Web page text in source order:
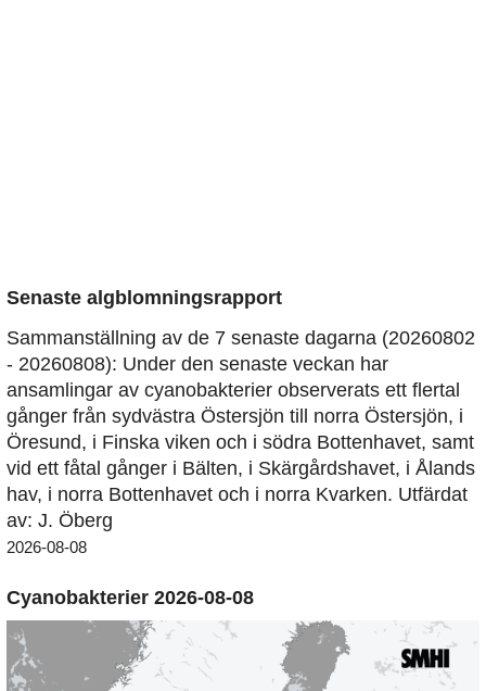
Senaste algblomningsrapport
Sammanställning av de 7 senaste dagarna (20260802
- 20260808): Under den senaste veckan har
ansamlingar av cyanobakterier observerats ett flertal
gånger från sydvästra Östersjön till norra Östersjön, i
Öresund, i Finska viken och i södra Bottenhavet, samt
vid ett fåtal gånger i Bälten, i Skärgårdshavet, i Ålands
hav, i norra Bottenhavet och i norra Kvarken. Utfärdat
av: J. Öberg
2026-08-08
Cyanobakterier 2026-08-08